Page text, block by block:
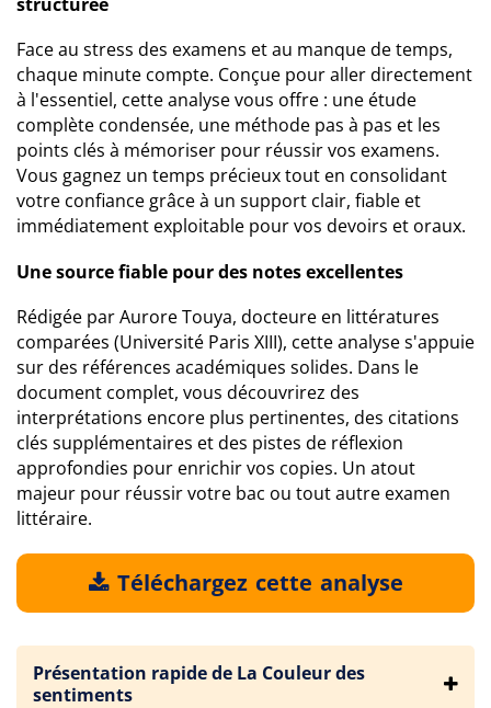
Face au stress des examens et au manque de temps,
chaque minute compte. Conçue pour aller directement
à l'essentiel, cette analyse vous offre : une étude
complète condensée, une méthode pas à pas et les
points clés à mémoriser pour réussir vos examens.
Vous gagnez un temps précieux tout en consolidant
votre confiance grâce à un support clair, fiable et
immédiatement exploitable pour vos devoirs et oraux.
Une source fiable pour des notes excellentes
Rédigée par Aurore Touya, docteure en littératures
comparées (Université Paris XIII), cette analyse s'appuie
sur des références académiques solides. Dans le
document complet, vous découvrirez des
interprétations encore plus pertinentes, des citations
clés supplémentaires et des pistes de réflexion
approfondies pour enrichir vos copies. Un atout
majeur pour réussir votre bac ou tout autre examen
littéraire.
Téléchargez cette analyse
Présentation rapide de La Couleur des
sentiments